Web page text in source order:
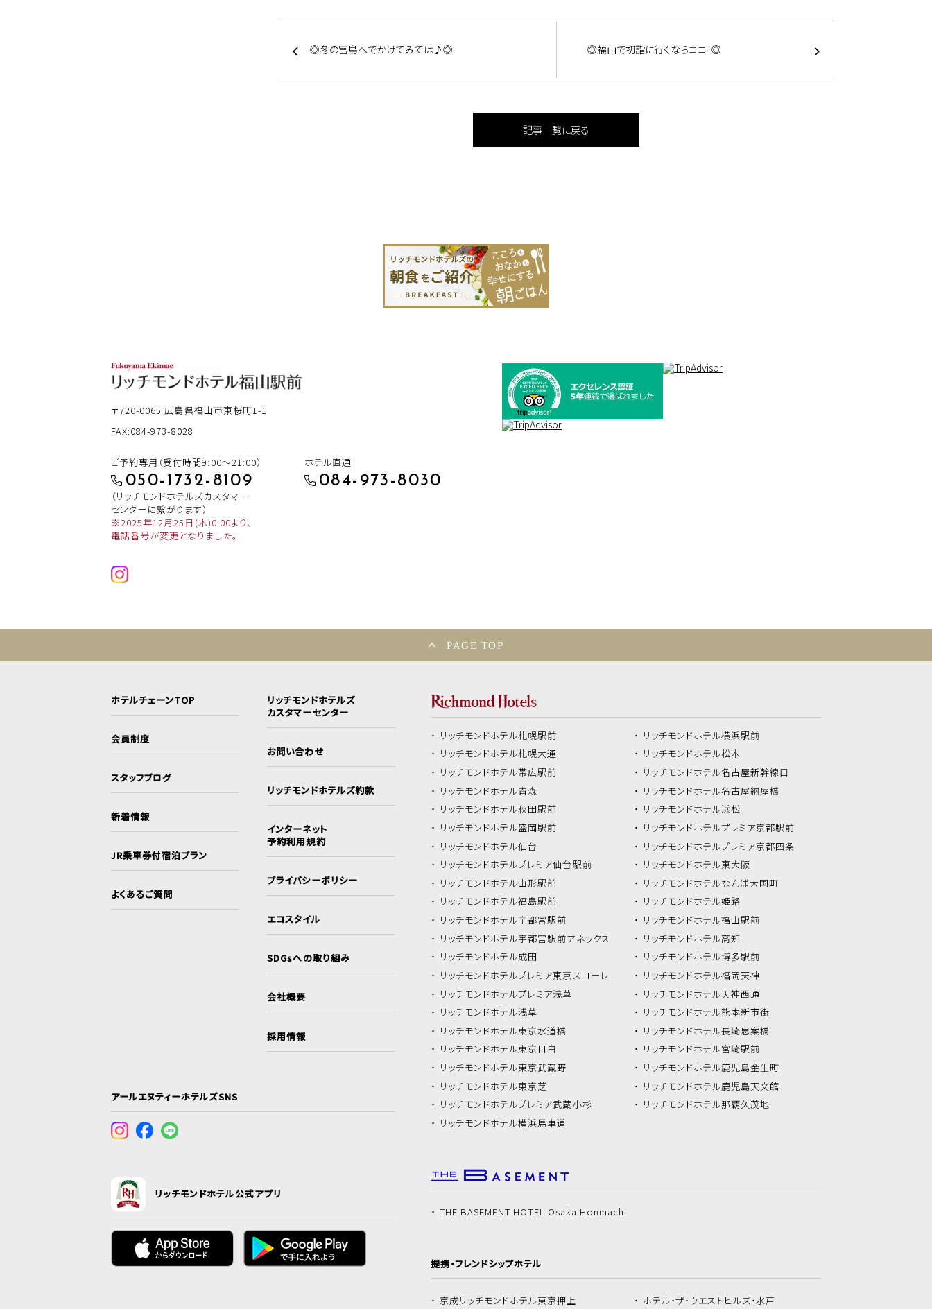
◎冬の宮島へでかけてみては♪◎ ◎福山で初詣に行くならココ！◎
記事一覧に戻る
〒720-0065広島県福山市東桜町1-1
FAX:084-973-8028
ご予約専用（受付時間9:00～21:00）
050-1732-8109
（リッチモンドホテルズカスタマー
センターに繋がります）
※2025年12月25日(木)0:00より、
電話番号が変更となりました。
ホテル直通
084-973-8030
PAGE TOP
ホテルチェーンTOP
会員制度
スタッフブログ
新着情報
JR乗車券付宿泊プラン
よくあるご質問
リッチモンドホテルズ
カスタマーセンター
お問い合わせ
リッチモンドホテルズ約款
インターネット
予約利用規約
プライバシーポリシー
エコスタイル
SDGsへの取り組み
会社概要
採用情報
アールエヌティーホテルズSNS
リッチモンドホテル公式アプリ
リッチモンドホテル札幌駅前
リッチモンドホテル札幌大通
リッチモンドホテル帯広駅前
リッチモンドホテル青森
リッチモンドホテル秋田駅前
リッチモンドホテル盛岡駅前
リッチモンドホテル仙台
リッチモンドホテルプレミア仙台駅前
リッチモンドホテル山形駅前
リッチモンドホテル福島駅前
リッチモンドホテル宇都宮駅前
リッチモンドホテル宇都宮駅前アネックス
リッチモンドホテル成田
リッチモンドホテルプレミア東京スコーレ
リッチモンドホテルプレミア浅草
リッチモンドホテル浅草
リッチモンドホテル東京水道橋
リッチモンドホテル東京目白
リッチモンドホテル東京武蔵野
リッチモンドホテル東京芝
リッチモンドホテルプレミア武蔵小杉
リッチモンドホテル横浜馬車道
リッチモンドホテル横浜駅前
リッチモンドホテル松本
リッチモンドホテル名古屋新幹線口
リッチモンドホテル名古屋納屋橋
リッチモンドホテル浜松
リッチモンドホテルプレミア京都駅前
リッチモンドホテルプレミア京都四条
リッチモンドホテル東大阪
リッチモンドホテルなんば大国町
リッチモンドホテル姫路
リッチモンドホテル福山駅前
リッチモンドホテル高知
リッチモンドホテル博多駅前
リッチモンドホテル福岡天神
リッチモンドホテル天神西通
リッチモンドホテル熊本新市街
リッチモンドホテル長崎思案橋
リッチモンドホテル宮崎駅前
リッチモンドホテル鹿児島金生町
リッチモンドホテル鹿児島天文館
リッチモンドホテル那覇久茂地
THE BASEMENT HOTEL Osaka Honmachi
提携・フレンドシップホテル
京成リッチモンドホテル東京押上 ホテル・ザ・ ウエストヒルズ・水戸